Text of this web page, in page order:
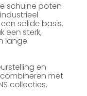
schuine poten
solide basis.
een sterk,
lange
en
met
collecties.